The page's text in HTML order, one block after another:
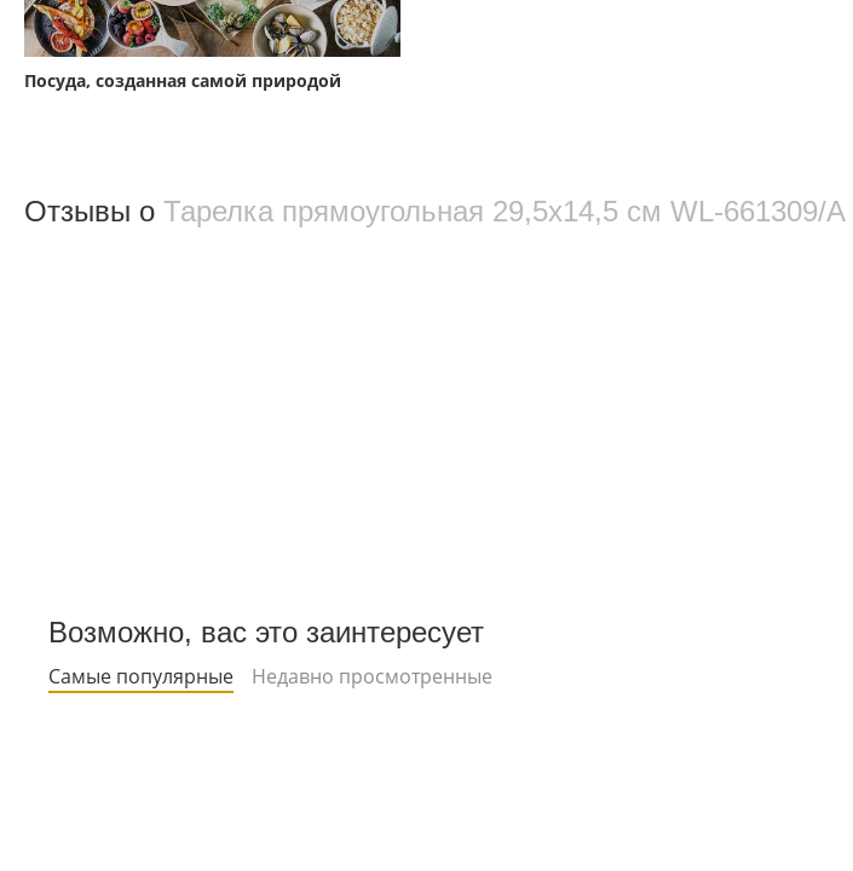
Посуда, созданная самой природой
Отзывы о Тарелка прямоугольная 29,5x14,5 см WL‑661309/A
Возможно, вас это заинтересует
Самые популярные Недавно просмотренные